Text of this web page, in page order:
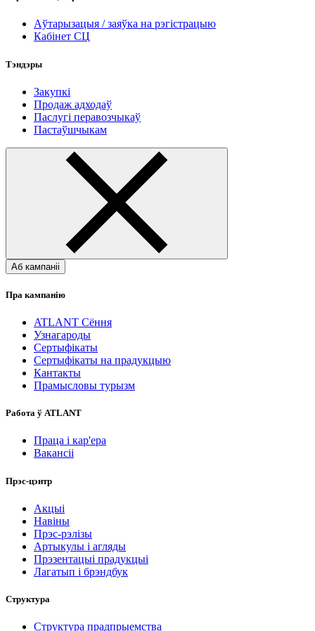
Аўтарызацыя / заяўка на рэгістрацыю
Кабінет СЦ
Тэндэры
Закупкі
Продаж адходаў
Паслугі перавозчыкаў
Пастаўшчыкам
Аб кампаніі
Пра кампанію
ATLANT Сёння
Узнагароды
Сертыфікаты
Сертыфікаты на прадукцыю
Кантакты
Прамысловы турызм
Работа ў ATLANT
Праца і кар'ера
Вакансіі
Прэс-цэнтр
Акцыі
Навіны
Прэс-рэлізы
Артыкулы і агляды
Прэзентацыі прадукцыі
Лагатып і брэндбук
Структура
Структура прадпрыемства